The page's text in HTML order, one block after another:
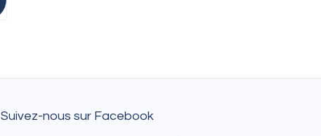
Suivez-nous sur Facebook